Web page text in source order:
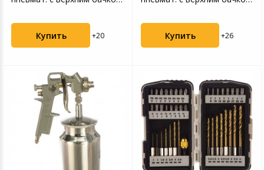
Купить +20 Купить +26